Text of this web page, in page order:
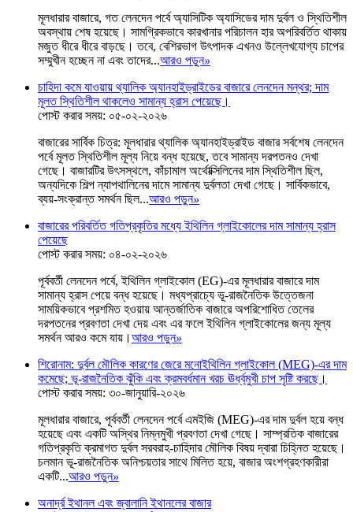
মূলধারার বাজারে, গত লেনদেন পর্বে অ্যাসিটিক অ্যাসিডের দাম দুর্বল ও স্থিতিশীল
অবস্থায় শেষ হয়েছে। সামগ্রিকভাবে কারখানার পরিচালন হার অপরিবর্তিত থাকায়
মজুত ধীরে ধীরে বাড়ছে। তবে, বেশিরভাগ উৎপাদক এখনও উল্লেখযোগ্য চাপের
সম্মুখীন হচ্ছেন না এবং তাদের...আরও পড়ুন»
চাহিদা কমে যাওয়ায় থ্যালিক অ্যানহাইড্রাইডের বাজারে লেনদেন মন্থর; দাম
মূলত স্থিতিশীল থাকলেও সামান্য হ্রাস পেয়েছে।
পোস্ট করার সময়: ০৫-০২-২০২৬
বাজারের সার্বিক চিত্র: মূলধারার থ্যালিক অ্যানহাইড্রাইড বাজার সর্বশেষ লেনদেন
পর্বে মূলত স্থিতিশীল মূল্য নিয়ে বন্ধ হয়েছে, তবে সামান্য দরপতনও দেখা
গেছে। বাজারটির উৎসস্থলে, কাঁচামাল অর্থোক্সিলিনের দাম স্থিতিশীল ছিল,
অন্যদিকে শিল্প ন্যাপথালিনের দামে সামান্য দুর্বলতা দেখা গেছে। সার্বিকভাবে,
ব্যয়-সংক্রান্ত সমর্থন ছিল...আরও পড়ুন»
বাজারের পরিবর্তিত গতিপ্রকৃতির মধ্যে ইথিলিন গ্লাইকোলের দাম সামান্য হ্রাস
পেয়েছে
পোস্ট করার সময়: ০৪-০২-২০২৬
পূর্ববর্তী লেনদেন পর্বে, ইথিলিন গ্লাইকোল (EG)-এর মূলধারার বাজারে দাম
সামান্য হ্রাস পেয়ে বন্ধ হয়েছে। মধ্যপ্রাচ্যে ভূ-রাজনৈতিক উত্তেজনা
সাময়িকভাবে প্রশমিত হওয়ায় আন্তর্জাতিক বাজারে অপরিশোধিত তেলের
দরপতনের প্রবণতা দেখা দেয় এবং এর ফলে ইথিলিন গ্লাইকোলের জন্য মূল্য
সমর্থন আরও কমে যায়। আরও পড়ুন»
শিরোনাম: দুর্বল মৌলিক কারণের জেরে মনোইথিলিন গ্লাইকোল (MEG)-এর দাম
কমেছে; ভূ-রাজনৈতিক ঝুঁকি এবং ক্রমবর্ধমান খরচ ঊর্ধ্বমুখী চাপ সৃষ্টি করছে।
পোস্ট করার সময়: ৩০-জানুয়ারি-২০২৬
মূলধারার বাজারে, পূর্ববর্তী লেনদেন পর্বে এমইজি (MEG)-এর দাম দুর্বল হয়ে বন্ধ
হয়েছে এবং একটি অস্থির নিম্নমুখী প্রবণতা দেখা গেছে। সাম্প্রতিক বাজারের
গতিপ্রকৃতি ক্রমাগত দুর্বল সরবরাহ-চাহিদার মৌলিক বিষয় দ্বারা চিহ্নিত হয়েছে।
চলমান ভূ-রাজনৈতিক অনিশ্চয়তার সাথে মিলিত হয়ে, বাজার অংশগ্রহণকারীরা
একটি...আরও পড়ুন»
অনার্দ্র ইথানল এবং জ্বালানি ইথানলের বাজার